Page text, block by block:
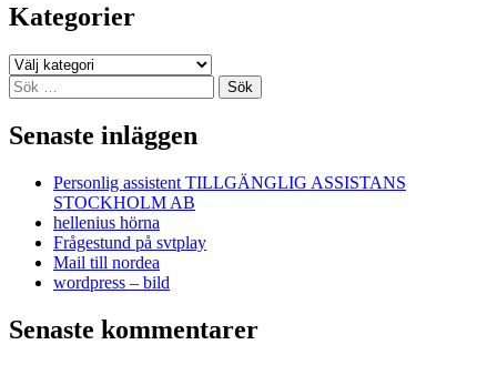
Kategorier
Kategorier
Sök
efter:
Senaste inläggen
Personlig assistent TILLGÄNGLIG ASSISTANS
STOCKHOLM AB
hellenius hörna
Frågestund på svtplay
Mail till nordea
wordpress – bild
Senaste kommentarer